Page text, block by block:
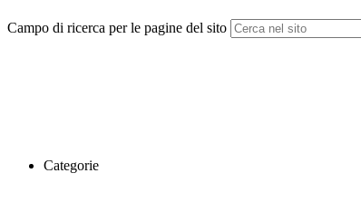
Campo di ricerca per le pagine del sito
Categorie